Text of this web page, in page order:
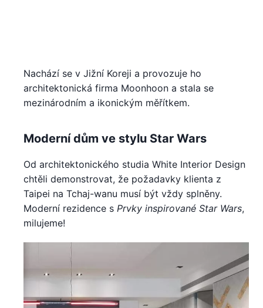
Nachází se v Jižní Koreji a provozuje ho
architektonická firma Moonhoon a stala se
mezinárodním a ikonickým měřítkem.
Moderní dům ve stylu Star Wars
Od architektonického studia White Interior Design
chtěli demonstrovat, že požadavky klienta z
Taipei na Tchaj-wanu musí být vždy splněny.
Moderní rezidence s Prvky inspirované Star Wars,
milujeme!